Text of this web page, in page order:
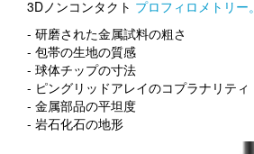
3Dノンコンタクト プロフィロメトリー。
- 研磨された金属試料の粗さ
- 包帯の生地の質感
- 球体チップの寸法
- ピングリッドアレイのコプラナリティ
- 金属部品の平坦度
- 岩石化石の地形